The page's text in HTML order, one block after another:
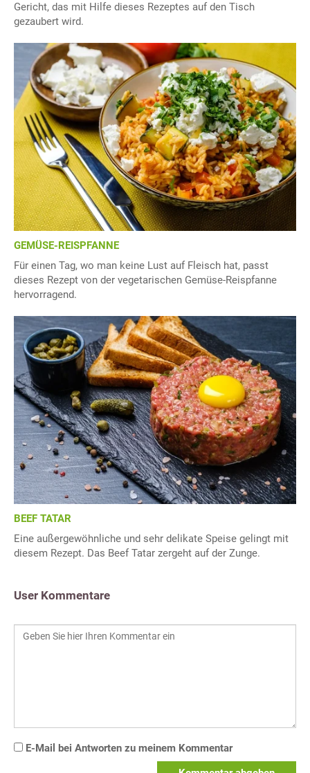
Gericht, das mit Hilfe dieses Rezeptes auf den Tisch
gezaubert wird.
GEMÜSE-REISPFANNE
Für einen Tag, wo man keine Lust auf Fleisch hat, passt
dieses Rezept von der vegetarischen Gemüse-Reispfanne
hervorragend.
BEEF TATAR
Eine außergewöhnliche und sehr delikate Speise gelingt mit
diesem Rezept. Das Beef Tatar zergeht auf der Zunge.
User Kommentare
E-Mail bei Antworten zu meinem Kommentar